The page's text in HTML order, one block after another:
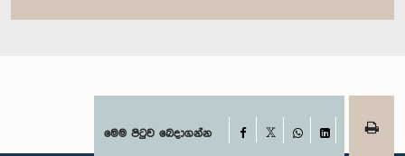
මෙම පිටුව බෙදාගන්න Facebook
WhatsAppLinkedIn